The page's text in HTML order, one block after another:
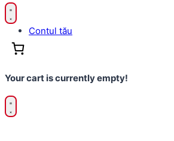
Contul tău
Your cart is currently empty!